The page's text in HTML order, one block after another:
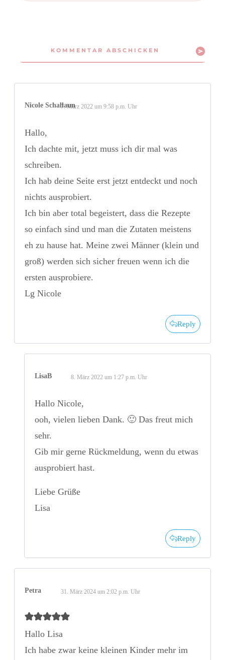
KOMMENTAR ABSCHICKEN
Nicole Schallaun7. März 2022 um 9:58 p.m. Uhr
Hallo,
Ich dachte mit, jetzt muss ich dir mal was
schreiben.
Ich hab deine Seite erst jetzt entdeckt und noch
nichts ausprobiert.
Ich bin aber total begeistert, dass die Rezepte
so einfach sind und man die Zutaten meistens
eh zu hause hat. Meine zwei Männer (klein und
groß) werden sich sicher freuen wenn ich die
ersten ausprobiere.
Lg Nicole
Reply
LisaB 8. März 2022 um 1:27 p.m. Uhr
Hallo Nicole,
ooh, vielen lieben Dank. 🙂 Das freut mich
sehr.
Gib mir gerne Rückmeldung, wenn du etwas
ausprobiert hast.
Liebe Grüße
Lisa
Reply
Petra 31. März 2024 um 2:02 p.m. Uhr
Hallo Lisa
Ich habe zwar keine kleinen Kinder mehr im